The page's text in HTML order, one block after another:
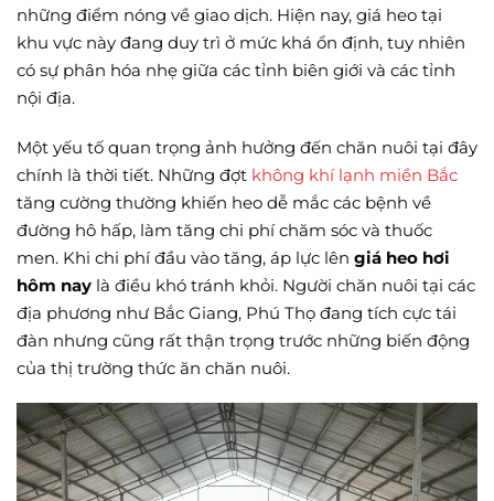
những điểm nóng về giao dịch. Hiện nay, giá heo tại
khu vực này đang duy trì ở mức khá ổn định, tuy nhiên
có sự phân hóa nhẹ giữa các tỉnh biên giới và các tỉnh
nội địa.
Một yếu tố quan trọng ảnh hưởng đến chăn nuôi tại đây
chính là thời tiết. Những đợt không khí lạnh miền Bắc
tăng cường thường khiến heo dễ mắc các bệnh về
đường hô hấp, làm tăng chi phí chăm sóc và thuốc
men. Khi chi phí đầu vào tăng, áp lực lên giá heo hơi
hôm nay là điều khó tránh khỏi. Người chăn nuôi tại các
địa phương như Bắc Giang, Phú Thọ đang tích cực tái
đàn nhưng cũng rất thận trọng trước những biến động
của thị trường thức ăn chăn nuôi.